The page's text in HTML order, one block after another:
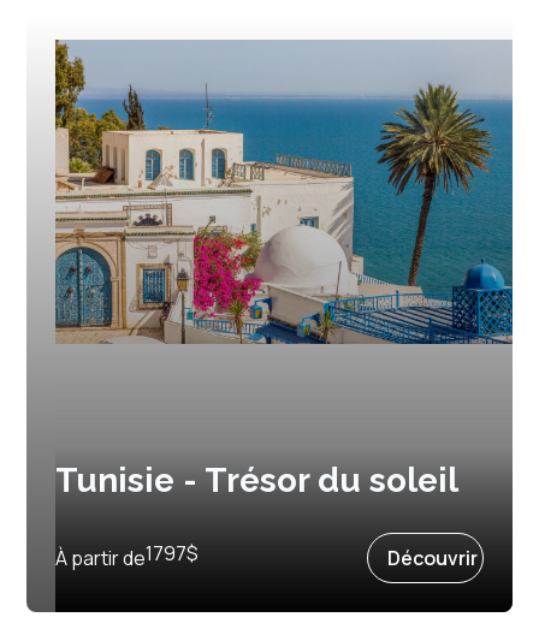
Tunisie - Trésor du soleil
16 septembre 2026
À partir de1797$ Découvrir